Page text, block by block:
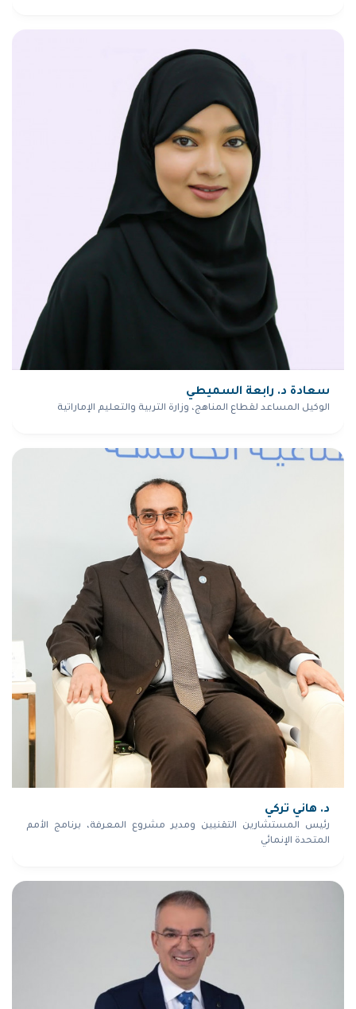
سعادة د. رابعة السميطي
الوكيل المساعد لقطاع المناهج، وزارة التربية والتعليم الإماراتية
د. هاني تركي
رئيس المستشارين التقنيين ومدير مشروع المعرفة، برنامج الأمم
المتحدة الإنمائي